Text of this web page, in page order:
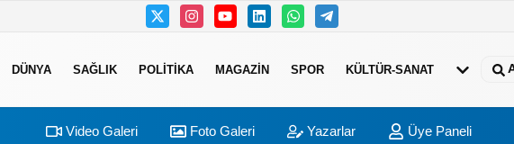
DÜNYA SAĞLIK POLITIKA MAGAZIN SPOR KÜLTÜR-SANAT
Video Galeri Foto Galeri Yazarlar Üye Paneli